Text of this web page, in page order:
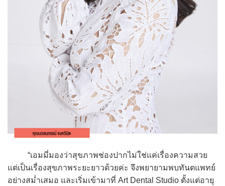
“เอมมี่มองว่าสุขภาพช่องปากไม่ใช่แค่เรื่องความสวย
แต่เป็นเรื่องสุขภาพระยะยาวด้วยค่ะ จึงพยายามพบทันตแพทย์
อย่างสม่ำเสมอ และเริ่มเข้ามาที่ Art Dental Studio ตั้งแต่อายุ